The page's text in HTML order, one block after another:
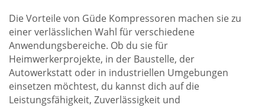
Die Vorteile von Güde Kompressoren machen sie zu
einer verlässlichen Wahl für verschiedene
Anwendungsbereiche. Ob du sie für
Heimwerkerprojekte, in der Baustelle, der
Autowerkstatt oder in industriellen Umgebungen
einsetzen möchtest, du kannst dich auf die
Leistungsfähigkeit, Zuverlässigkeit und